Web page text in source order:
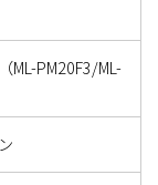
ML-PM20F3/ML-